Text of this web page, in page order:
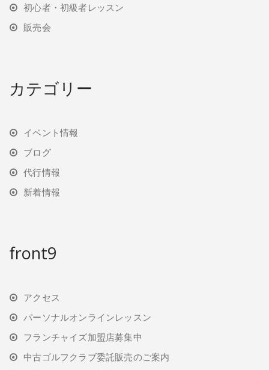
初心者・初級者レッスン
販売会
カテゴリー
イベント情報
ブログ
代行情報
新着情報
front9
アクセス
パーソナルオンラインレッスン
フランチャイズ加盟店募集中
中古ゴルフクラブ委託販売のご案内